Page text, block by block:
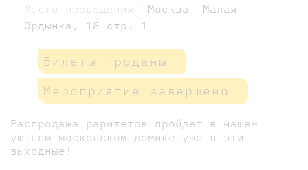
Место проведения: Москва, Малая
Ордынка, 18 стр. 1
Билеты проданы
Мероприятие завершено
Распродажа раритетов пройдет в нашем
уютном московском домике уже в эти
выходные!